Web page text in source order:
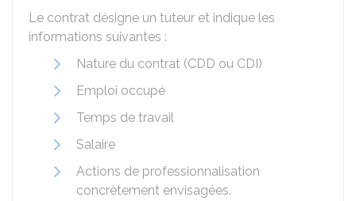
Le contrat désigne un tuteur et indique les
informations suivantes :
Nature du contrat (CDD ou CDI)
Emploi occupé
Temps de travail
Salaire
Actions de professionnalisation
concrètement envisagées.